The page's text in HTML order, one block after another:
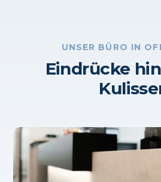
UNSER BÜRO IN
Eindrücke